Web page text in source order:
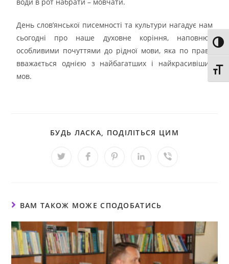
День слов’янської писемності та культури нагадує нам
сьогодні про наше духовне коріння, наповнює
особливими почуттями до рідної мови, яка по праву
вважається однією з найбагатших і найкрасивіших
мов.
БУДЬ ЛАСКА, ПОДІЛІТЬСЯ ЦИМ
ВАМ ТАКОЖ МОЖЕ СПОДОБАТИСЬ